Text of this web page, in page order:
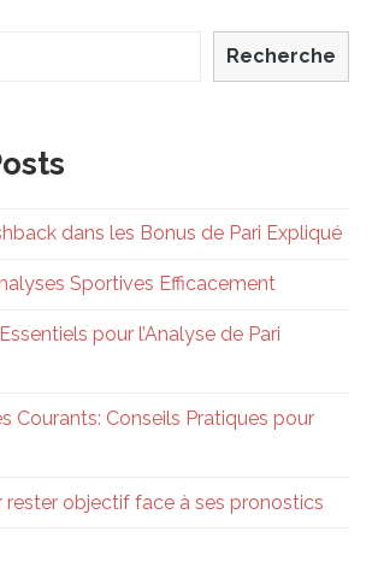
Recherche
dans les Bonus de Pari Expliqué
Sportives Efficacement
pour l’Analyse de Pari
Courants: Conseils Pratiques pour
rester objectif face à ses pronostics